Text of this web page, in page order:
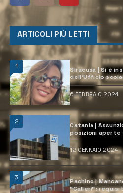
ARTICOLI PIÙ LETTI
1
Siracusa | Si è
dell’Ufficio
6 FEBBRAIO 2024
2
Catania |
posizioni aperte
12 GENNAIO 2024
3
Pachino |
“Calleri”: